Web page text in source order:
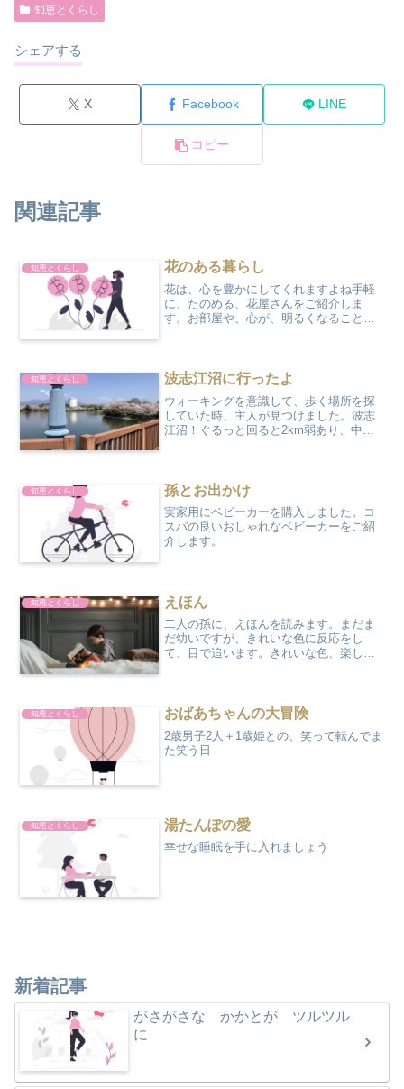
知恵とくらし
シェアする
X Facebook LINE
コピー
関連記事
知恵とくらし 花のある暮らし
花は、心を豊かにしてくれますよね手軽
に、たのめる、花屋さんをご紹介しま
す。お部屋や、心が、明るくなること、
知恵とくらし 波志江沼に行ったよ
ウォーキングを意識して、歩く場所を探
していた時、主人が見つけました。波志
江沼！ぐるっと回ると2km弱あり、中年
い？あれっ沼一周に植えられ...
知恵とくらし 孫とお出かけ
実家用にベビーカーを購入しました。コ
スパの良いおしゃれなベビーカーをご紹
介します。
知恵とくらし えほん
二人の孫に、えほんを読みます。まだま
だ幼いですが、きれいな色に反応をし
て、目で追います。きれいな色、楽しい
知恵とくらし おばあちゃんの大冒険
2歳男子2人＋1歳姫との、笑って転んでま
た笑う日
知恵とくらし 湯たんぽの愛
幸せな睡眠を手に入れましょう
新着記事
がさがさな かかとが ツルツル
に